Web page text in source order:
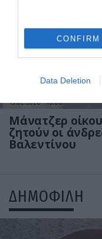
CONFIRM
Data Deletion
13.02.2026 18:00
Μάνατζερ
ζητούν οι
Βαλεντίνου
ΔΗΜΟΦΙΛΗ